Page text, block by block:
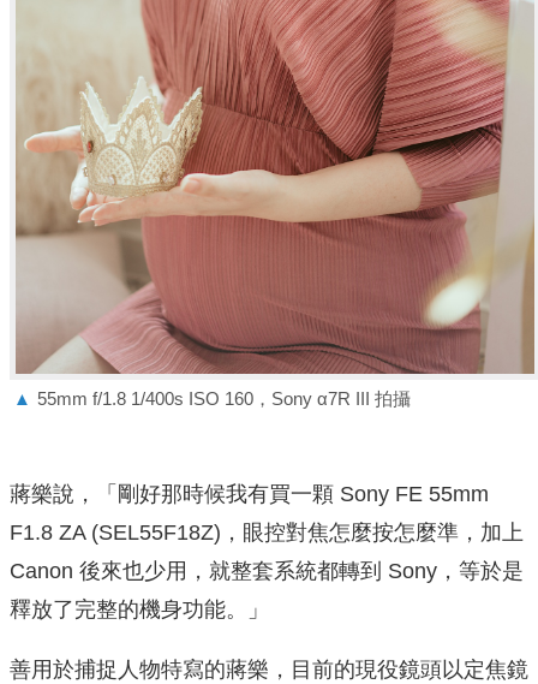
▲ 55mm f/1.8 1/400s ISO 160，Sony α7R III 拍攝
蔣樂說，「剛好那時候我有買一顆 Sony FE 55mm
F1.8 ZA (SEL55F18Z)，眼控對焦怎麼按怎麼準，加上
Canon 後來也少用，就整套系統都轉到 Sony，等於是
釋放了完整的機身功能。」
善用於捕捉人物特寫的蔣樂，目前的現役鏡頭以定焦鏡